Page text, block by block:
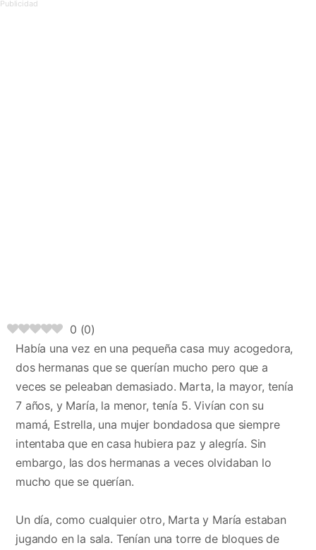
0 (0)
Había una vez en una pequeña casa muy acogedora,
dos hermanas que se querían mucho pero que a
veces se peleaban demasiado. Marta, la mayor, tenía
7 años, y María, la menor, tenía 5. Vivían con su
mamá, Estrella, una mujer bondadosa que siempre
intentaba que en casa hubiera paz y alegría. Sin
embargo, las dos hermanas a veces olvidaban lo
mucho que se querían.
Un día, como cualquier otro, Marta y María estaban
jugando en la sala. Tenían una torre de bloques de